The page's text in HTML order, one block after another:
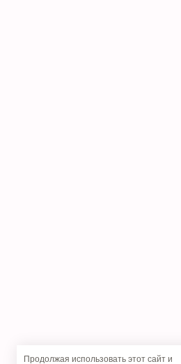
Продолжая использовать этот сайт и